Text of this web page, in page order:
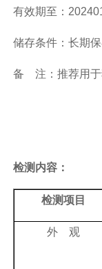
有效期至：
储存条件：长期
备 注：推荐用
检测内容：
检测项目
外 观